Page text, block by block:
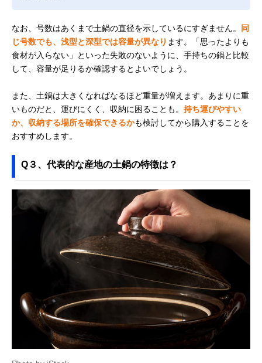
なお、号数はあくまで土鍋の直径を示しているにすぎません。
同
じ号数でも、浅型と深型では容量が異なり ます。「思ったよりも
食材が入らない」といった失敗のないように、手持ちの鍋と比較
して、容量が足りるか確認するとよいでしょう。
また、土鍋は大きくなればなるほど重量が増えます。あまりに重
いものだと、運びにくく、収納に困ることも。 持ち運びやすい
か、収納する場所を確保できるかも検討してから購入することを
おすすめします。
Q３、代表的な産地の土鍋の特徴は？